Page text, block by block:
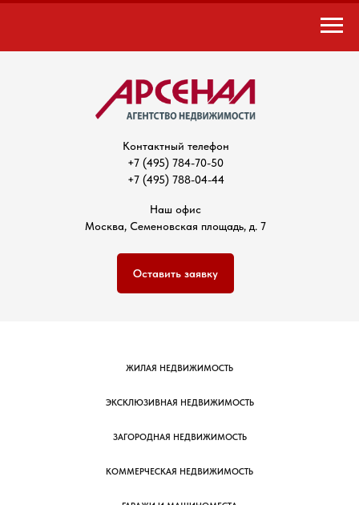
Контактный телефон
+7 (495) 784-70-50
+7 (495) 788-04-44
Наш офис
Москва, Семеновская площадь, д. 7
Оставить заявку
ЖИЛАЯ НЕДВИЖИМОСТЬ
ЭКСКЛЮЗИВНАЯ НЕДВИЖИМОСТЬ
ЗАГОРОДНАЯ НЕДВИЖИМОСТЬ
КОММЕРЧЕСКАЯ НЕДВИЖИМОСТЬ